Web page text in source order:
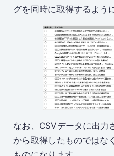
グを同時に取得するよう
なお、CSVデータに出力
から取得したものではな